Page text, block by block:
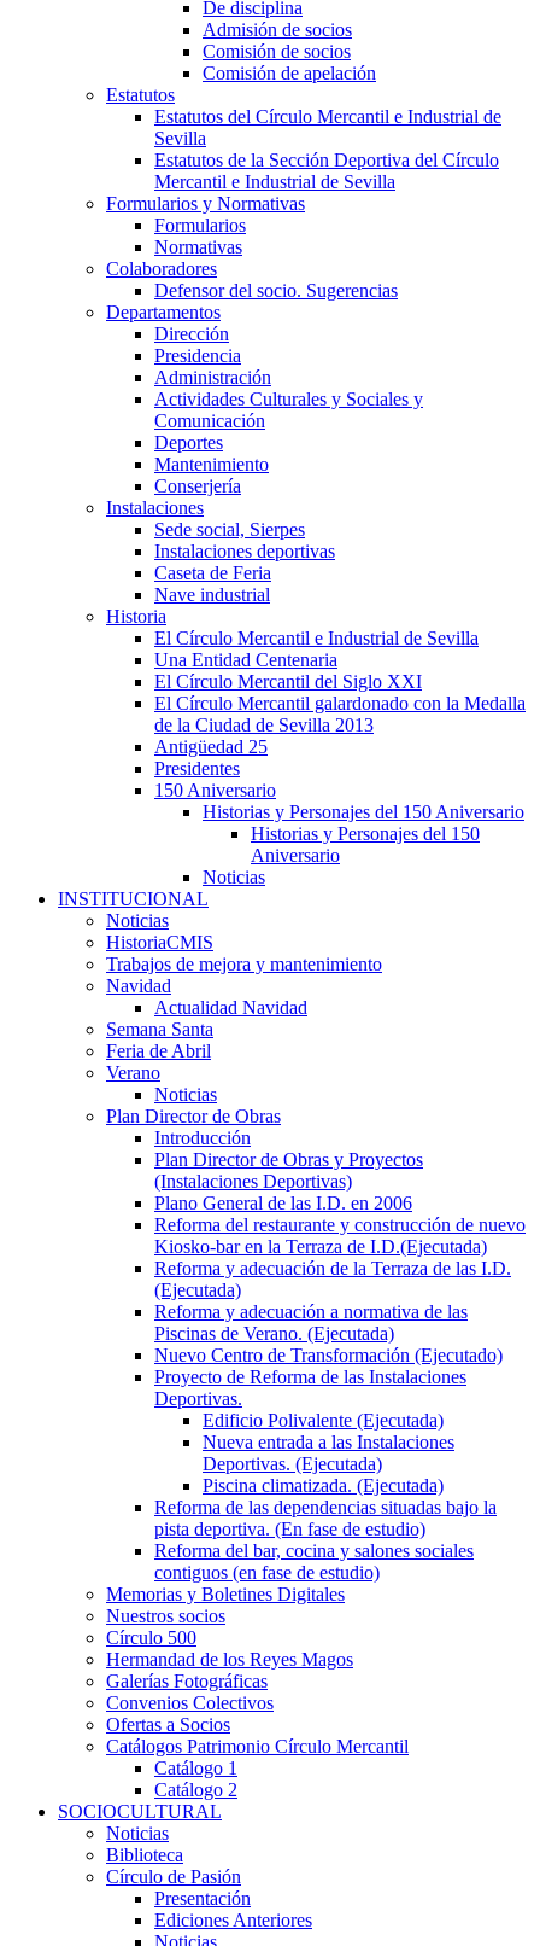
De disciplina
Admisión de socios
Comisión de socios
Comisión de apelación
Estatutos
Estatutos del Círculo Mercantil e Industrial de
Sevilla
Estatutos de la Sección Deportiva del Círculo
Mercantil e Industrial de Sevilla
Formularios y Normativas
Formularios
Normativas
Colaboradores
Defensor del socio. Sugerencias
Departamentos
Dirección
Presidencia
Administración
Actividades Culturales y Sociales y
Comunicación
Deportes
Mantenimiento
Conserjería
Instalaciones
Sede social, Sierpes
Instalaciones deportivas
Caseta de Feria
Nave industrial
Historia
El Círculo Mercantil e Industrial de Sevilla
Una Entidad Centenaria
El Círculo Mercantil del Siglo XXI
El Círculo Mercantil galardonado con la Medalla
de la Ciudad de Sevilla 2013
Antigüedad 25
Presidentes
150 Aniversario
Historias y Personajes del 150 Aniversario
Historias y Personajes del 150
Aniversario
Noticias
INSTITUCIONAL
Noticias
HistoriaCMIS
Trabajos de mejora y mantenimiento
Navidad
Actualidad Navidad
Semana Santa
Feria de Abril
Verano
Noticias
Plan Director de Obras
Introducción
Plan Director de Obras y Proyectos
(Instalaciones Deportivas)
Plano General de las I.D. en 2006
Reforma del restaurante y construcción de nuevo
Kiosko-bar en la Terraza de I.D.(Ejecutada)
Reforma y adecuación de la Terraza de las I.D.
(Ejecutada)
Reforma y adecuación a normativa de las
Piscinas de Verano. (Ejecutada)
Nuevo Centro de Transformación (Ejecutado)
Proyecto de Reforma de las Instalaciones
Deportivas.
Edificio Polivalente (Ejecutada)
Nueva entrada a las Instalaciones
Deportivas. (Ejecutada)
Piscina climatizada. (Ejecutada)
Reforma de las dependencias situadas bajo la
pista deportiva. (En fase de estudio)
Reforma del bar, cocina y salones sociales
contiguos (en fase de estudio)
Memorias y Boletines Digitales
Nuestros socios
Círculo 500
Hermandad de los Reyes Magos
Galerías Fotográficas
Convenios Colectivos
Ofertas a Socios
Catálogos Patrimonio Círculo Mercantil
Catálogo 1
Catálogo 2
SOCIOCULTURAL
Noticias
Biblioteca
Círculo de Pasión
Presentación
Ediciones Anteriores
Noticias